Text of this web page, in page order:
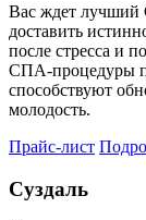
Вас ждет лучший
доставить
после стресса и
СПА-процедуры
способствуют
молодость.
Прайс-лист
Суздаль